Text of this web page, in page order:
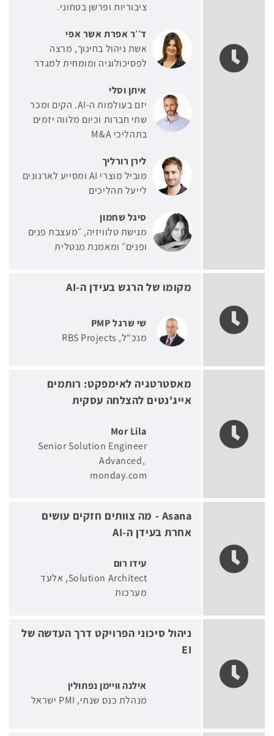
ציבוריות ופרשן בטחוני.
ד׳׳ר אפרת אשר אפי
אשת ניהול בחינוך, מרצה
לפסיכולוגיה ומומחית למגדר
איתן וסלי
יזם בעולמות ה-AI. הקים ומכר
שתי חברות וכיום מלווה יזמים
בתהליכי M&A
לירן רורליך
מוביל מוצרי AI ומסייע לארגונים
לייעל תהליכים
סיגל שחמון
מגישת טלוויזיה, ״מעצבת פנים
ופנים״ ומאמנת מנטלית
מקומו של הרגש בעידן ה-AI
שי שרגל PMP
מנכ"ל RBS Projects
מאסטרטגיה לאימפקט: רותמים
אייג'נטים להצלחה עסקית
Mor Lila
Senior Solution Engineer
Advanced
monday.com
Asana - מה צוותים חזקים עושים
אחרת בעידן ה-AI
עידו רום
Solution Architect אלעד
מערכות
ניהול סיכוני הפרויקט דרך העדשה של
EI
אילנה וויימן נפתולין
מנהלת כנס שנתי PMI ישראל